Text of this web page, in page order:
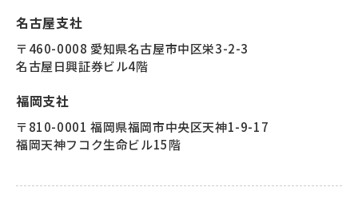
名古屋支社
〒460-0008 愛知県名古屋市中区栄3-2-3
名古屋日興証券ビル4階
福岡支社
〒810-0001 福岡県福岡市中央区天神1-9-17
福岡天神フコク生命ビル15階